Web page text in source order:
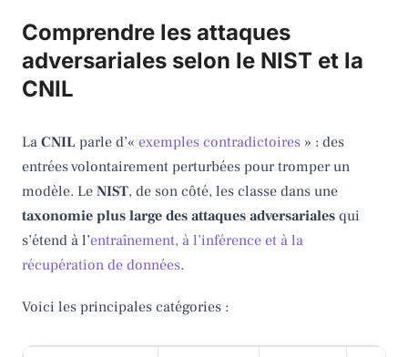
Comprendre les attaques
adversariales selon le NIST et la
CNIL
La CNIL parle d’« exemples contradictoires » : des
entrées volontairement perturbées pour tromper un
modèle. Le NIST, de son côté, les classe dans une
taxonomie plus large des attaques adversariales qui
s’étend à l’entraînement, à l’inférence et à la
récupération de données.
Voici les principales catégories :